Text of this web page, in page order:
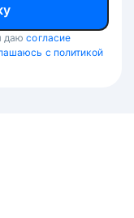
даю согласие
с политикой